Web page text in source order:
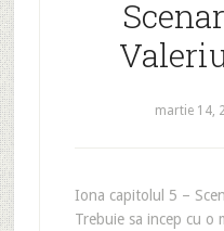
martie 14,
Iona capitolul 5 –
Trebuie sa incep cu o